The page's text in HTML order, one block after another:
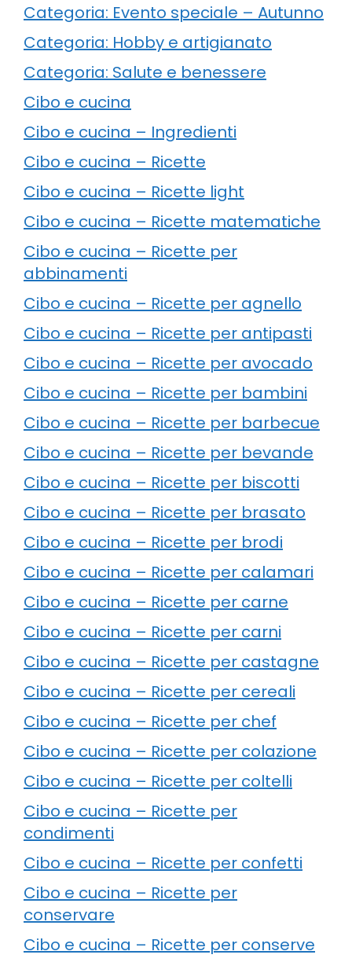
Categoria: Evento speciale – Autunno
Categoria: Hobby e artigianato
Categoria: Salute e benessere
Cibo e cucina
Cibo e cucina – Ingredienti
Cibo e cucina – Ricette
Cibo e cucina – Ricette light
Cibo e cucina – Ricette matematiche
Cibo e cucina – Ricette per
abbinamenti
Cibo e cucina – Ricette per agnello
Cibo e cucina – Ricette per antipasti
Cibo e cucina – Ricette per avocado
Cibo e cucina – Ricette per bambini
Cibo e cucina – Ricette per barbecue
Cibo e cucina – Ricette per bevande
Cibo e cucina – Ricette per biscotti
Cibo e cucina – Ricette per brasato
Cibo e cucina – Ricette per brodi
Cibo e cucina – Ricette per calamari
Cibo e cucina – Ricette per carne
Cibo e cucina – Ricette per carni
Cibo e cucina – Ricette per castagne
Cibo e cucina – Ricette per cereali
Cibo e cucina – Ricette per chef
Cibo e cucina – Ricette per colazione
Cibo e cucina – Ricette per coltelli
Cibo e cucina – Ricette per
condimenti
Cibo e cucina – Ricette per confetti
Cibo e cucina – Ricette per
conservare
Cibo e cucina – Ricette per conserve